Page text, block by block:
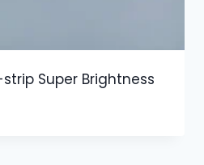
strip Super Brightness